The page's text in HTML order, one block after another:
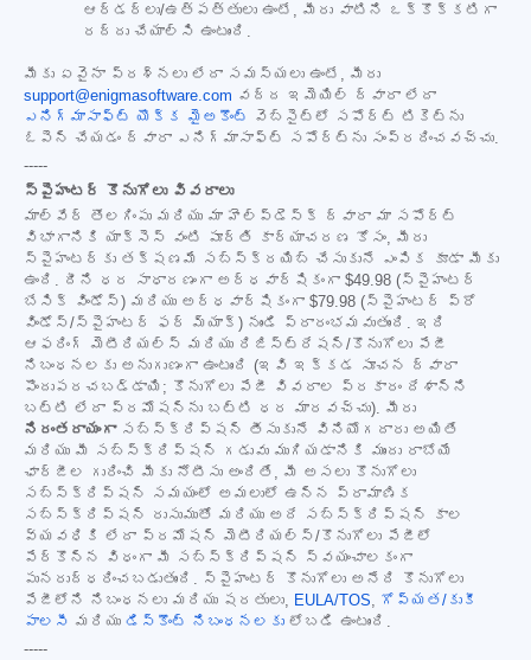
ఆర్డర్‌లు/ఉత్పత్తులు ఉంటే, మీరు వాటిని ఒక్కొక్కటిగా
రద్దు చేయాల్సి ఉంటుంది.
మీకు ఏవైనా ప్రశ్నలు లేదా సమస్యలు ఉంటే, మీరు
support@enigmasoftware.com వద్ద ఇమెయిల్ ద్వారా లేదా
ఎనిగ్మాసాఫ్ట్ యొక్క మైఅకౌంట్
వెబ్‌సైట్‌లో సపోర్ట్ టికెట్‌ను
ఓపెన్ చేయడం ద్వారా ఎనిగ్మాసాఫ్ట్ సపోర్ట్‌ను సంప్రదించవచ్చు.
-----
స్పైహంటర్ కొనుగోలు వివరాలు
మాల్‌వేర్ తొలగింపు మరియు మా హెల్ప్‌డెస్క్ ద్వారా మా సపోర్ట్
విభాగానికి యాక్సెస్ వంటి పూర్తి కార్యాచరణ కోసం, మీరు
స్పైహంటర్‌కు తక్షణమే సబ్‌స్క్రయిబ్ చేసుకునే ఎంపిక కూడా మీకు
ఉంది. దీని ధర సాధారణంగా అర్ధవార్షికంగా $49.98 (స్పైహంటర్
బేసిక్ విండోస్) మరియు అర్ధవార్షికంగా $79.98 (స్పైహంటర్ ప్రో
విండోస్/స్పైహంటర్ ఫర్ మ్యాక్) నుండి ప్రారంభమవుతుంది. ఇది
ఆఫరింగ్ మెటీరియల్స్ మరియు రిజిస్ట్రేషన్/కొనుగోలు పేజీ
నిబంధనలకు అనుగుణంగా ఉంటుంది (ఇవి ఇక్కడ సూచన ద్వారా
పొందుపరచబడ్డాయి; కొనుగోలు పేజీ వివరాల ప్రకారం దేశాన్ని
బట్టి లేదా ప్రమోషన్‌ను బట్టి ధర మారవచ్చు). మీరు
నిరంతరాయంగాసబ్‌స్క్రిప్షన్ తీసుకునే వినియోగదారు అయితే
మరియు మీ సబ్‌స్క్రిప్షన్ గడువు ముగియడానికి ముందు రాబోయే
ఛార్జీల గురించి మీకు నోటీసు అందితే, మీ అసలు కొనుగోలు
సబ్‌స్క్రిప్షన్ సమయంలో అమలులో ఉన్న ప్రామాణిక
సబ్‌స్క్రిప్షన్ రుసుముతో మరియు అదే సబ్‌స్క్రిప్షన్ కాల
వ్యవధికి లేదా ప్రమోషన్ మెటీరియల్స్/కొనుగోలు పేజీలో
పేర్కొన్న విధంగా మీ సబ్‌స్క్రిప్షన్ స్వయంచాలకంగా
పునరుద్ధరించబడుతుంది. స్పైహంటర్ కొనుగోలు అనేది కొనుగోలు
పేజీలోని నిబంధనలు మరియు షరతులు, EULA/TOS, గోప్యత/కుకీ
పాలసీ మరియు డిస్కౌంట్ నిబంధనలకు లోబడి ఉంటుంది.
-----